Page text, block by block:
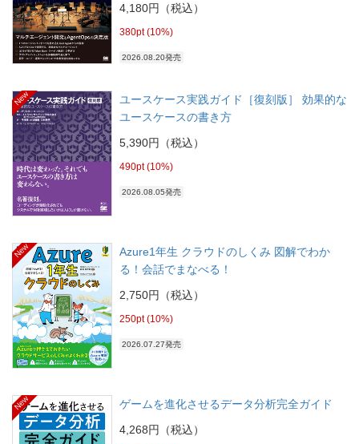
4,180円（税込）
380pt (10%)
2026.08.20発売
New
ユースケース実践ガイド［復刻版］ 効果的な
ユースケースの書き方
5,390円（税込）
490pt (10%)
2026.08.05発売
New
Azure1年生 クラウドのしくみ 図解でわか
る！会話でまなべる！
2,750円（税込）
250pt (10%)
2026.07.27発売
New
ゲームを進化させるデータ分析完全ガイド
4,268円（税込）